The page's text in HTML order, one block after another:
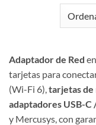
Adaptador de Red
tarjetas para
(Wi-Fi 6), tarjetas de
adaptadores USB-C
y Mercusys, con